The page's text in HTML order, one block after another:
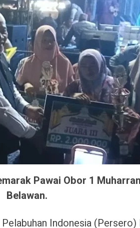
Pawai Obor 1
Belawan.
Pelabuhan Indonesia (Persero)